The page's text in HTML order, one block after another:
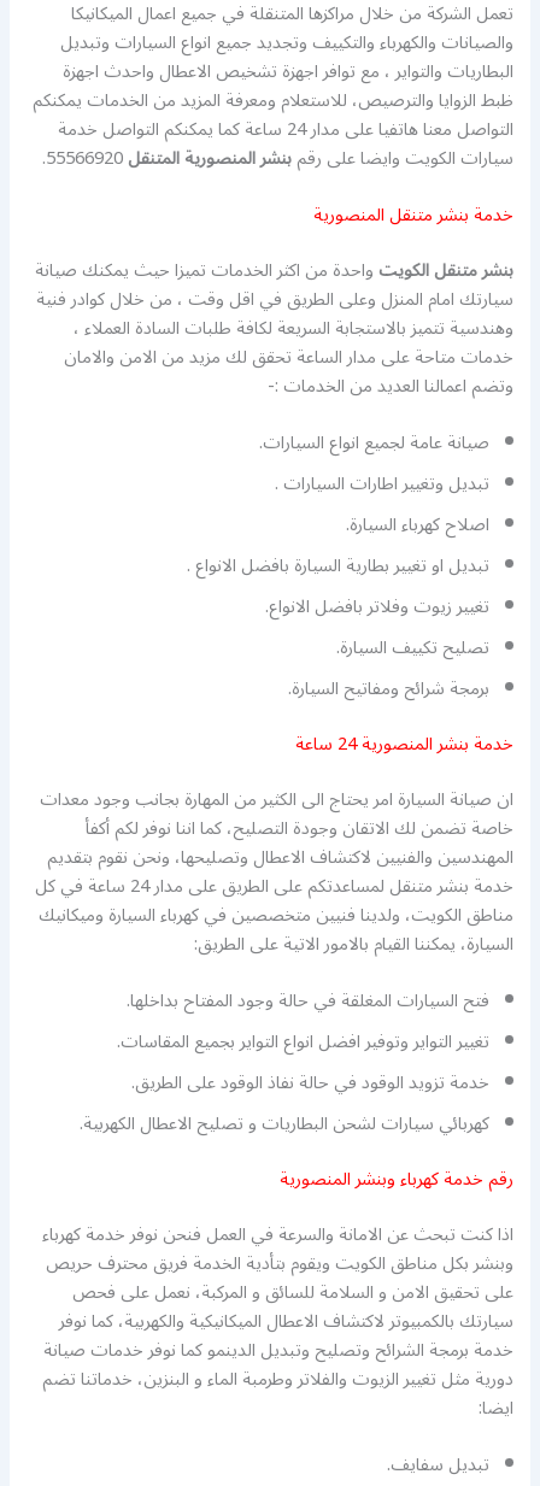
تعمل الشركة من خلال مراكزها المتنقلة في جميع اعمال الميكانيكا
والصيانات والكهرباء والتكييف وتجديد جميع انواع السيارات وتبديل
البطاريات والتواير ، مع توافر اجهزة تشخيص الاعطال واحدث اجهزة
ظبط الزوايا والترصيص، للاستعلام ومعرفة المزيد من الخدمات يمكنكم
التواصل معنا هاتفيا على مدار 24 ساعة كما يمكنكم التواصل خدمة
سيارات الكويت وايضا على رقمبنشر المنصوريةالمتنقل55566920.
خدمة بنشر متنقل المنصورية
بنشر متنقل الكويتواحدة من اكثر الخدمات تميزا حيث يمكنك صيانة
سيارتك امام المنزل وعلى الطريق في اقل وقت ، من خلال كوادر فنية
وهندسية تتميز بالاستجابة السريعة لكافة طلبات السادة العملاء ،
خدمات متاحة على مدار الساعة تحقق لك مزيد من الامن والامان
وتضم اعمالنا العديد من الخدمات :-
صيانة عامة لجميع انواع السيارات.
تبديل وتغيير اطارات السيارات .
اصلاح كهرباء السيارة.
تبديل او تغيير بطارية السيارة بافضل الانواع .
تغيير زيوت وفلاتر بافضل الانواع.
تصليح تكييف السيارة.
برمجة شرائح ومفاتيح السيارة.
خدمة بنشر المنصورية 24 ساعة
ان صيانة السيارة امر يحتاج الى الكثير من المهارة بجانب وجود معدات
خاصة تضمن لك الاتقان وجودة التصليح، كما اننا نوفر لكم أكفأ
المهندسين والفنيين لاكتشاف الاعطال وتصليحها، ونحن نقوم بتقديم
خدمة بنشر متنقل لمساعدتكم على الطريق على مدار 24 ساعة في كل
مناطق الكويت، ولدينا فنيين متخصصين في كهرباء السيارة وميكانيك
السيارة، يمكننا القيام بالامور الاتية على الطريق:
فتح السيارات المغلقة في حالة وجود المفتاح بداخلها.
تغيير التواير وتوفير افضل انواع التواير بجميع المقاسات.
خدمة تزويد الوقود في حالة نفاذ الوقود على الطريق.
كهربائي سيارات لشحن البطاريات و تصليح الاعطال الكهربية.
رقم خدمة كهرباء وبنشر المنصورية
اذا كنت تبحث عن الامانة والسرعة في العمل فنحن نوفر خدمة كهرباء
وبنشر بكل مناطق الكويت ويقوم بتأدية الخدمة فريق محترف حريص
على تحقيق الامن و السلامة للسائق و المركبة، نعمل على فحص
سيارتك بالكمبيوتر لاكتشاف الاعطال الميكانيكية والكهربية، كما نوفر
خدمة برمجة الشرائح وتصليح وتبديل الدينمو كما نوفر خدمات صيانة
دورية مثل تغيير الزيوت والفلاتر وطرمبة الماء و البنزين، خدماتنا تضم
ايضا:
تبديل سفايف.